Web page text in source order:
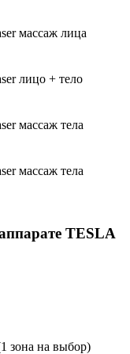
массаж лица
лицо + тело
массаж тела
массаж тела
TESLA
зона на выбор)